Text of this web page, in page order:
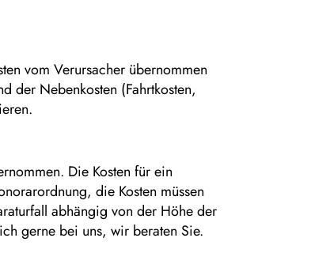
vom Verursacher übernommen
der Nebenkosten (Fahrtkosten,
Die Kosten für ein
die Kosten müssen
abhängig von der Höhe der
gerne bei uns, wir beraten Sie.